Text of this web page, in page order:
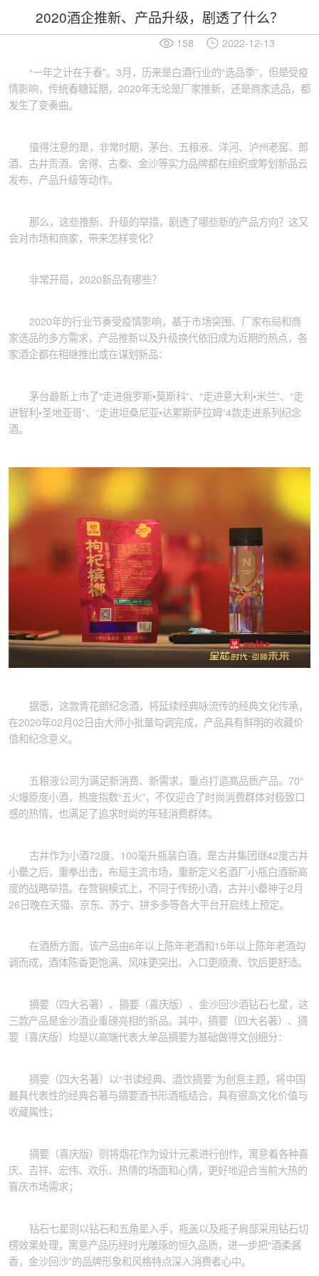
2020酒企推新、产品升级，剧透了什么？
158 2022-12-13
“一年之计在于春”。3月，历来是白酒行业的“选品季”，但是受疫
情影响，传统春糖延期，2020年无论是厂家推新，还是商家选品，都
发生了变奏曲。
值得注意的是，非常时期，茅台、五粮液、洋河、泸州老窖、郎
酒、古井贡酒、舍得、古泰、金沙等实力品牌都在组织或筹划新品云
发布、产品升级等动作。
那么，这些推新、升级的举措，剧透了哪些新的产品方向？这又
会对市场和商家，带来怎样变化？
非常开局，2020新品有哪些？
2020年的行业节奏受疫情影响，基于市场突围、厂家布局和商
家选品的多方需求，产品推新以及升级换代依旧成为近期的热点，各
家酒企都在相继推出或在谋划新品：
茅台最新上市了“走进俄罗斯•莫斯科”、“走进意大利•米兰”、“走
进智利•圣地亚哥”、“走进坦桑尼亚•达累斯萨拉姆”4款走进系列纪念
酒。
据悉，这款青花郎纪念酒，将延续经典咏流传的经典文化传承，
在2020年02月02日由大师小批量勾调完成，产品具有鲜明的收藏价
值和纪念意义。
五粮液公司为满足新消费、新需求，重点打造高品质产品。70°
火爆原度小酒，热度指数“五火”，不仅迎合了时尚消费群体对极致口
感的热情，也满足了追求时尚的年轻消费群体。
古井作为小酒72度、100毫升瓶装白酒，是古井集团继42度古井
小罍之后，重拳出击，布局主流市场，重新定义名酒厂小瓶白酒新高
度的战略举措。在营销模式上，不同于传统小酒，古井小罍神于2月
26日晚在天猫、京东、苏宁、拼多多等各大平台开启线上预定。
在酒质方面，该产品由6年以上陈年老酒和15年以上陈年老酒勾
调而成，酒体陈香更饱满、风味更突出、入口更顺滑、饮后更舒适。
摘要（四大名著）、摘要（喜庆版）、金沙回沙酒钻石七星，这
三款产品是金沙酒业重磅亮相的新品。其中，摘要（四大名著）、摘
要（喜庆版）均是以高端代表大单品摘要为基础做得文创细分：
摘要（四大名著）以“书读经典、酒饮摘要”为创意主题，将中国
最具代表性的经典名著与摘要酒书形酒瓶结合，具有很高文化价值与
收藏属性；
摘要（喜庆版）则将烟花作为设计元素进行创作，寓意着各种喜
庆、吉祥、宏伟、欢乐、热情的场面和心情，更好地迎合当前大热的
喜庆市场需求；
钻石七星则以钻石和五角星入手，瓶盖以及瓶子肩部采用钻石切
楞效果处理，寓意产品历经时光雕琢的恒久品质，进一步把“酒柔酱
香，金沙回沙”的品牌形象和风格特点深入消费者心中。